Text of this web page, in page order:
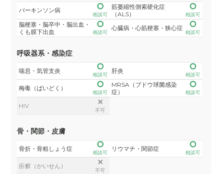
パーキンソン病
相談可
筋萎縮性側索硬化症
（ALS）
相談可
脳梗塞・脳卒中・脳出血・
くも膜下出血
相談可
心臓病・心筋梗塞・狭心症
相談可
呼吸器系・感染症
喘息・気管支炎
相談可
肝炎
相談可
梅毒（ばいどく）
相談可
MRSA（ブドウ球菌感染
症）
相談可
HIV
不可
骨・関節・皮膚
骨折・骨粗しょう症
相談可
リウマチ・関節症
相談可
疥癬（かいせん）
不可